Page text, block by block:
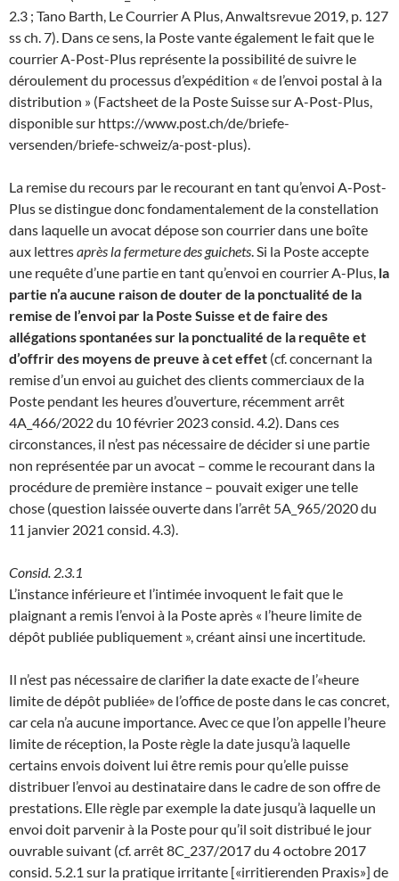
2.3 ; Tano Barth, Le Courrier A Plus, Anwaltsrevue 2019, p. 127
ss ch. 7). Dans ce sens, la Poste vante également le fait que le
courrier A-Post-Plus représente la possibilité de suivre le
déroulement du processus d’expédition « de l’envoi postal à la
distribution » (Factsheet de la Poste Suisse sur A-Post-Plus,
disponible sur https://www.post.ch/de/briefe-
versenden/briefe-schweiz/a-post-plus).
La remise du recours par le recourant en tant qu’envoi A-Post-
Plus se distingue donc fondamentalement de la constellation
dans laquelle un avocat dépose son courrier dans une boîte
aux lettresaprès la fermeture des guichets . Si la Poste accepte
une requête d’une partie en tant qu’envoi en courrier A-Plus, la
partie n’a aucune raison de douter de la ponctualité de la
remise de l’envoi par la Poste Suisse et de faire des
allégations spontanées sur la ponctualité de la requête et
d’offrir des moyens de preuve à cet effet (cf. concernant la
remise d’un envoi au guichet des clients commerciaux de la
Poste pendant les heures d’ouverture, récemment arrêt
4A_466/2022 du 10 février 2023 consid. 4.2). Dans ces
circonstances, il n’est pas nécessaire de décider si une partie
non représentée par un avocat – comme le recourant dans la
procédure de première instance – pouvait exiger une telle
chose (question laissée ouverte dans l’arrêt 5A_965/2020 du
11 janvier 2021 consid. 4.3).
Consid. 2.3.1
L’instance inférieure et l’intimée invoquent le fait que le
plaignant a remis l’envoi à la Poste après « l’heure limite de
dépôt publiée publiquement », créant ainsi une incertitude.
Il n’est pas nécessaire de clarifier la date exacte de l’«heure
limite de dépôt publiée» de l’office de poste dans le cas concret,
car cela n’a aucune importance. Avec ce que l’on appelle l’heure
limite de réception, la Poste règle la date jusqu’à laquelle
certains envois doivent lui être remis pour qu’elle puisse
distribuer l’envoi au destinataire dans le cadre de son offre de
prestations. Elle règle par exemple la date jusqu’à laquelle un
envoi doit parvenir à la Poste pour qu’il soit distribué le jour
ouvrable suivant (cf. arrêt 8C_237/2017 du 4 octobre 2017
consid. 5.2.1 sur la pratique irritante [«irritierenden Praxis»] de